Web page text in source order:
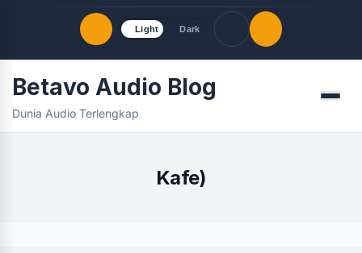
Light Dark
Quick Links
LATEST UPDATES
Betavo Audio Blog
Dunia Audio Terlengkap
Menu
Kafe)